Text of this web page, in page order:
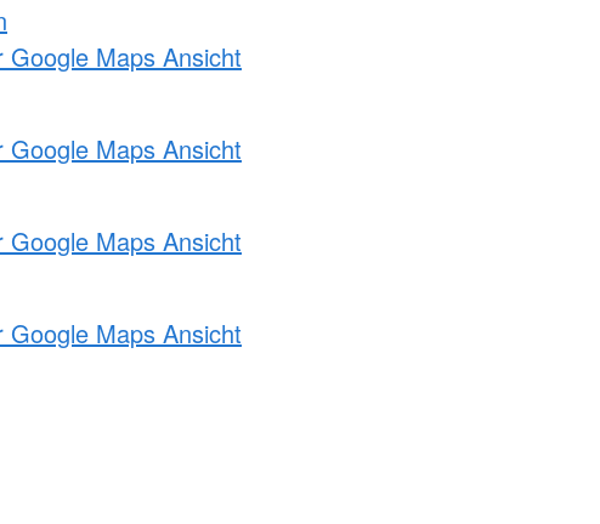
Google Maps Ansicht
Google Maps Ansicht
Google Maps Ansicht
Google Maps Ansicht